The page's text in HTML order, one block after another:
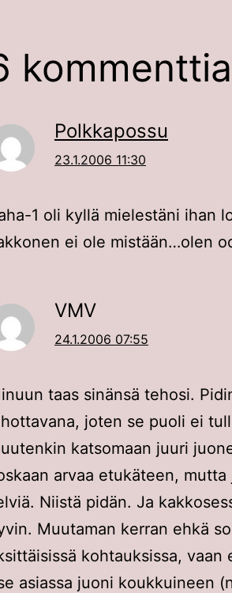
kommenttia
Polkkapossu
23.1.2006 11:30
1 oli kyllä mielestäni ihan
ei ole mistään…olen
VMV
24.1.2006 07:55
taas sinänsä tehosi.
joten se puoli ei
katsomaan juuri
arvaa etukäteen,
Niistä pidän. Ja
Muutaman kerran ehkä
kohtauksissa, vaan
asiassa juoni koukkuineen